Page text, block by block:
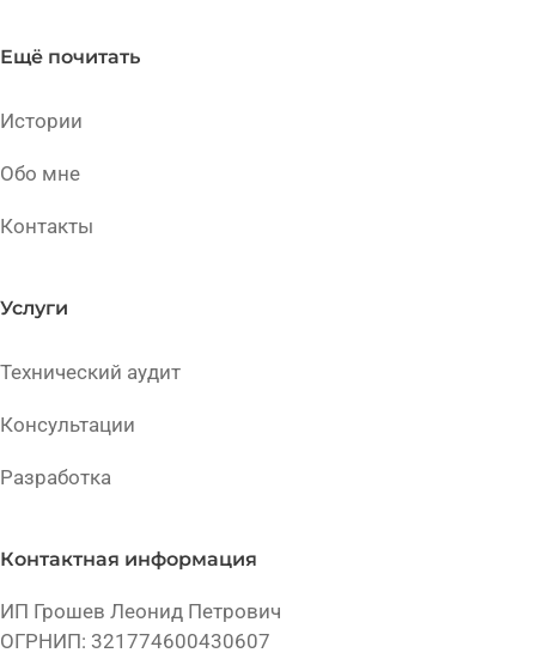
Ещё почитать
Истории
Обо мне
Контакты
Услуги
Технический аудит
Консультации
Разработка
Контактная информация
ИП Грошев Леонид Петрович
ОГРНИП: 321774600430607